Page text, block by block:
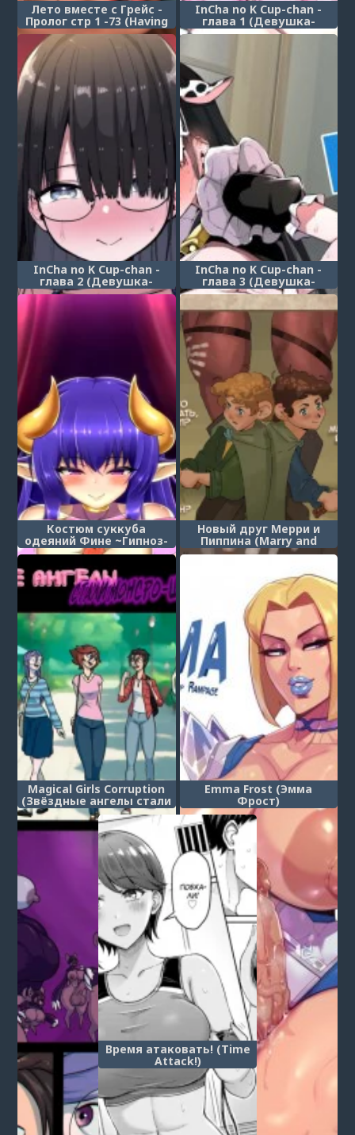
Лето вместе с Грейс -
Пролог стр 1 -73 (Having
Grace)
InCha no K Cup-chan -
глава 1 (Девушка-
интроверт с чашкой K -
глава 1)
InCha no K Cup-chan -
глава 2 (Девушка-
интроверт с чашкой K -
глава 2)
InCha no K Cup-chan -
глава 3 (Девушка-
интроверт с чашкой K -
Костюм суккуба
одеяний Фине ~Гипноз-
дрессировка малышей~
(Dress Succubus Fine no
Oyoufuku Aka-chan
Choukyou Saimin)
Новый друг Мерри и
Пиппина (Marry and
Pippin new friend)
Magical Girls Corruption
(Звёздные ангелы стали
монстро-шлюхами)
Emma Frost (Эмма
Фрост)
Время атаковать! (Time
Attack!)
1 ... 3 4 5 7